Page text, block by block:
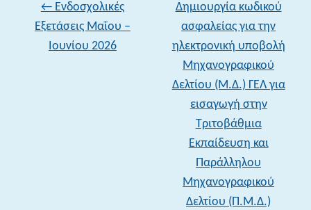
←Ενδοσχολικές
Εξετάσεις Μαΐου –
Ιουνίου 2026
Δημιουργία κωδικού
ασφαλείας για την
ηλεκτρονική υποβολή
Μηχανογραφικού
Δελτίου (Μ.Δ.) ΓΕΛ για
εισαγωγή στην
Τριτοβάθμια
Εκπαίδευση και
Παράλληλου
Μηχανογραφικού
Δελτίου (Π.Μ.Δ.)